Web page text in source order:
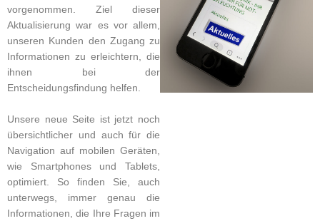
vorgenommen. Ziel dieser
Aktualisierung war es vor allem,
unseren Kunden den Zugang zu
Informationen zu erleichtern, die
ihnen bei der
Entscheidungsfindung helfen.
Unsere neue Seite ist jetzt noch
übersichtlicher und auch für die
Navigation auf mobilen Geräten,
wie Smartphones und Tablets,
optimiert. So finden Sie, auch
unterwegs, immer genau die
Informationen, die Ihre Fragen im